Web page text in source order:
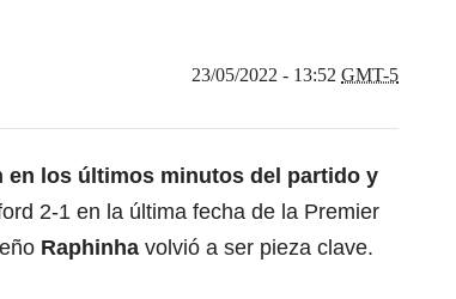
23/05/2022 - 13:52 GMT-5
los últimos minutos del partido y
2-1 en la última fecha de la Premier
Raphinha volvió a ser pieza clave.